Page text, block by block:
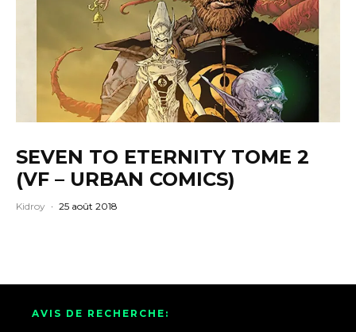
SEVEN TO ETERNITY TOME 2
(VF – URBAN COMICS)
Kidroy · 25 août 2018
AVIS DE RECHERCHE: